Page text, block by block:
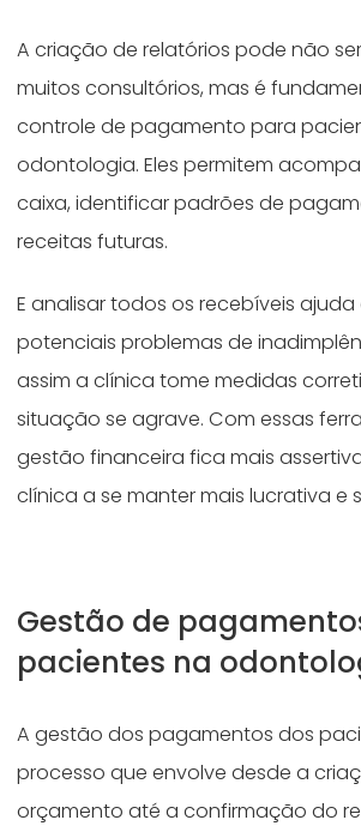
A criação de relatórios pode não
muitos consultórios, mas é
controle de pagamento para
odontologia. Eles permitem
caixa, identificar padrões de
receitas futuras.
E analisar todos os recebíveis
potenciais problemas de
assim a clínica tome medidas
situação se agrave. Com essas
gestão financeira fica mais
clínica a se manter mais lucrativa e
Gestão de
pacientes na
A gestão dos pagamentos dos
processo que envolve desde a
orçamento até a confirmação do